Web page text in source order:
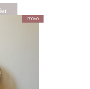
PROMO